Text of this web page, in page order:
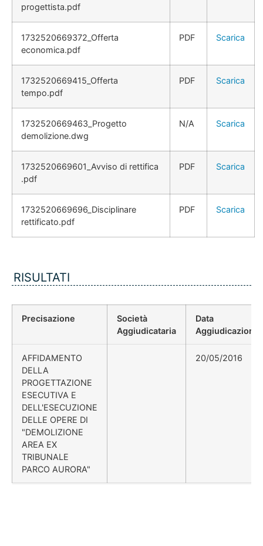
progettista.pdf
1732520669372_Offerta
economica.pdf
PDF Scarica
1732520669415_Offerta
tempo.pdf
PDF Scarica
1732520669463_Progetto
demolizione.dwg
N/A Scarica
1732520669601_Avviso di rettifica
.pdf
PDF Scarica
1732520669696_Disciplinare
rettificato.pdf
PDF Scarica
RISULTATI
Precisazione
Società
Aggiudicataria
Data
Aggiudicazione
AFFIDAMENTO
DELLA
PROGETTAZIONE
ESECUTIVA E
DELL'ESECUZIONE
DELLE OPERE DI
"DEMOLIZIONE
AREA EX
TRIBUNALE
PARCO AURORA"
20/05/2016